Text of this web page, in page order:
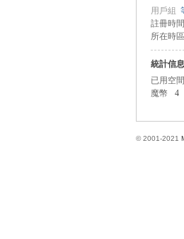
用戶組
註冊時間
所在時區
統計信息
已用空間
魔幣
4
© 2001-2021